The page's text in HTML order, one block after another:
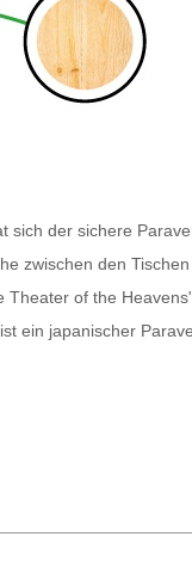
sich der sichere
zwischen den
of the
ein japanischer